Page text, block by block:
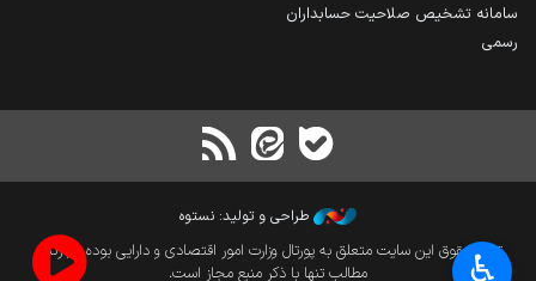
سامانه تشخیص صلاحیت حسابداران
رسمی
طراحی و تولید: نستوه
تمام حقوق این سایت متعلق به پورتال وزارت امور اقتصادی و دارایی بوده و بازنشر
مطالب تنها با ذکر منبع مجاز است.
♿︎